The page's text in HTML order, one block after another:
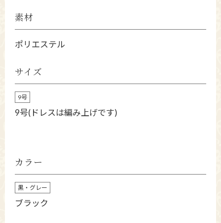
素材
ポリエステル
サイズ
9号
9号(ドレスは編み上げです)
カラー
黒・グレー
ブラック